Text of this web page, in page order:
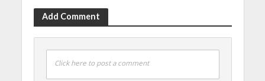
Add Comment
Click here to post a comment